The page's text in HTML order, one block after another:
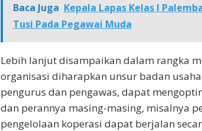
Baca Juga Kepala Lapas Kelas I
Tusi Pada Pegawai Muda
Lebih lanjut disampaikan dalam rangka
organisasi diharapkan unsur badan
pengurus dan pengawas, dapat
dan perannya masing-masing, misalnya
pengelolaan koperasi dapat berjalan